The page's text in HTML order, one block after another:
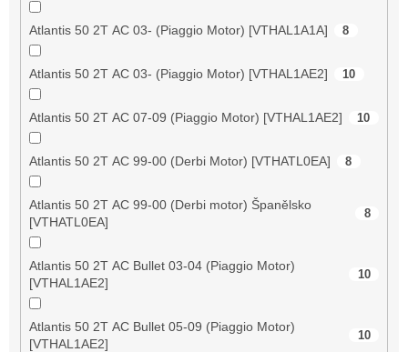
Atlantis 50 2T AC 03- (Piaggio Motor) [VTHAL1A1A] 8
Atlantis 50 2T AC 03- (Piaggio Motor) [VTHAL1AE2] 10
Atlantis 50 2T AC 07-09 (Piaggio Motor) [VTHAL1AE2] 10
Atlantis 50 2T AC 99-00 (Derbi Motor) [VTHATL0EA] 8
Atlantis 50 2T AC 99-00 (Derbi motor) Španělsko
[VTHATL0EA]
8
Atlantis 50 2T AC Bullet 03-04 (Piaggio Motor)
[VTHAL1AE2]
10
Atlantis 50 2T AC Bullet 05-09 (Piaggio Motor)
[VTHAL1AE2]
10